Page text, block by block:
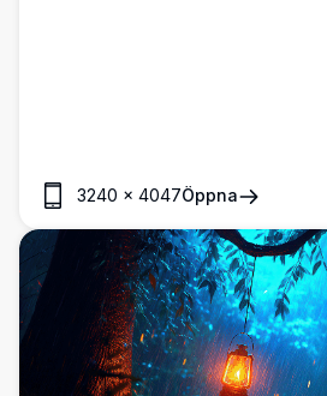
3240 × 4047Öppna